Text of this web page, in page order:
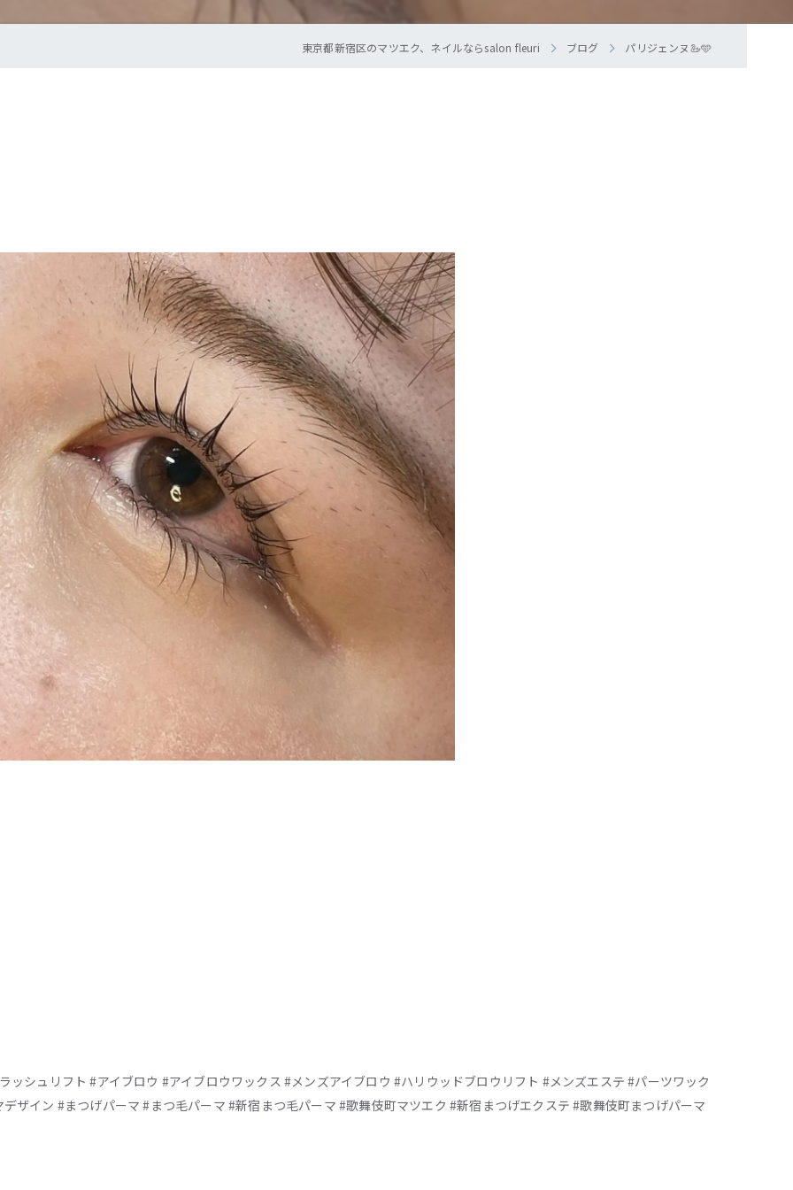
東京都新宿区のマツエク、ネイルならsalon fleuri ブログ パリジェンヌ🦢🩵
シュリフト #アイブロウ #アイブロウワックス #メンズアイブロウ #ハリウッドブロウリフト #メンズエステ #パーツワック
ザイン #まつげパーマ #まつ毛パーマ #新宿まつ毛パーマ #歌舞伎町マツエク #新宿まつげエクステ #歌舞伎町まつげパーマ